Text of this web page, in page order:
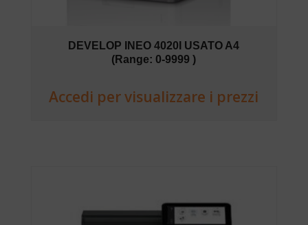
DEVELOP INEO 4020I USATO A4
(Range: 0-9999 )
Accedi per visualizzare i prezzi